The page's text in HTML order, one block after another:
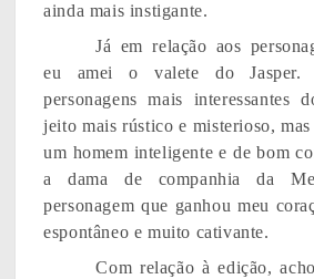
ainda mais instigante.
Já em relação aos
eu amei o valete do
personagens mais interessantes
jeito mais rústico e misterioso,
um homem inteligente e de bom
a dama de companhia da
personagem que ganhou meu
espontâneo e muito cativante.
Com relação à edição,